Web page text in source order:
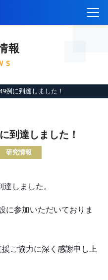
について
方へ
わせ
報
例に到達しました！
到達しました！
研究情報
達しました。
に参加いただいておりま
ご協力に深く感謝申し上